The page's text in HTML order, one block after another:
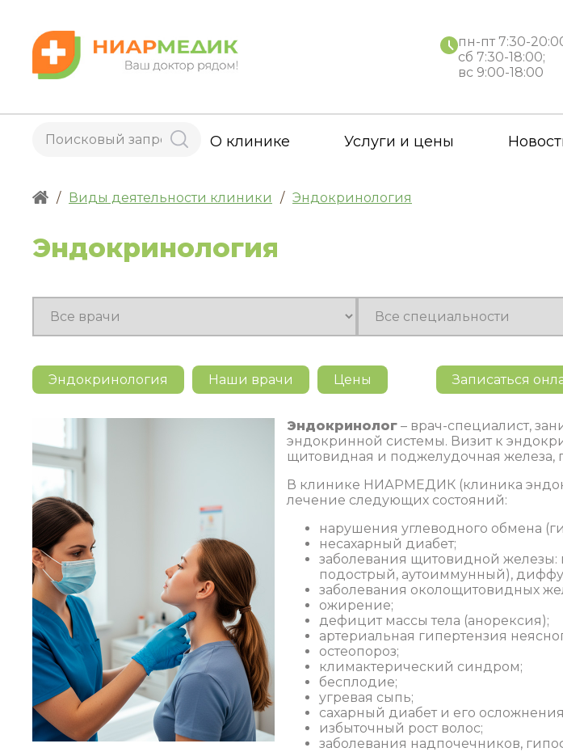
пн-пт 7:30-
сб 7:30-18:00;
вс 9:00-18:00
О клинике Услуги и цены
/ Виды деятельности клиники / Эндокринология
Эндокринология
Эндокринология Наши врачи Цены Записаться
Эндокринолог – врач-специалист,
эндокринной системы. Визит к
щитовидная и поджелудочная железа,
В клинике НИАРМЕДИК (клиника
лечение следующих состояний:
нарушения углеводного обмена
несахарный диабет;
заболевания щитовидной железы:
подострый, аутоиммунный),
заболевания околощитовидных
ожирение;
дефицит массы тела (анорексия);
артериальная гипертензия
остеопороз;
климактерический синдром;
бесплодие;
угревая сыпь;
сахарный диабет и его
избыточный рост волос;
заболевания надпочечников,